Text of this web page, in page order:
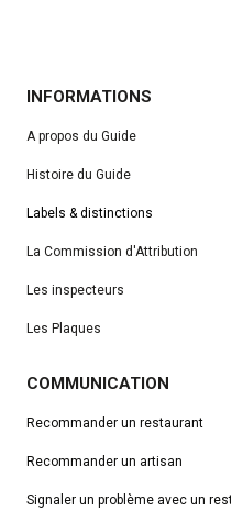
INFORMATIONS
A propos du Guide
Histoire du Guide
Labels & distinctions
La Commission d'Attribution
Les inspecteurs
Les Plaques
COMMUNICATION
Recommander un restaurant
Recommander un artisan
Signaler un problème avec un